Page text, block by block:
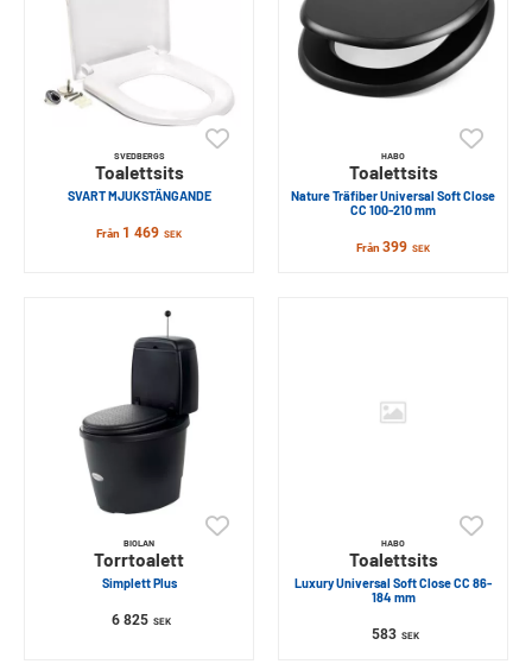
SVEDBERGS
Toalettsits
SVART MJUKSTÄNGANDE
Från 1 469 SEK
HABO
Toalettsits
Nature Träfiber Universal Soft Close
CC 100-210 mm
Från 399 SEK
BIOLAN
Torrtoalett
Simplett Plus
6 825 SEK
HABO
Toalettsits
Luxury Universal Soft Close CC 86-
184 mm
583 SEK